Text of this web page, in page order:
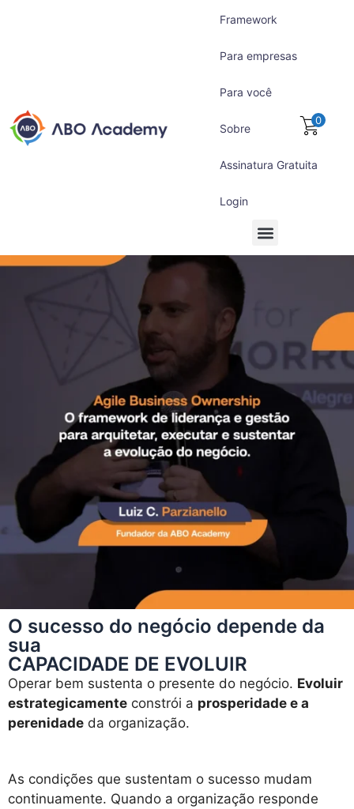
Framework
Para empresas
Para você
Sobre
Assinatura Gratuita
Login
0
O sucesso do negócio depende da
sua
CAPACIDADE DE EVOLUIR
Operar bem sustenta o presente do negócio. Evoluir
estrategicamente constrói a prosperidade e a
perenidade da organização.
As condições que sustentam o sucesso mudam
continuamente. Quando a organização responde